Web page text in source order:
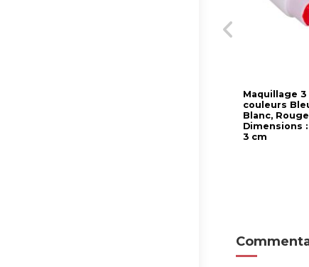
Maquillage 3
couleurs
Blanc,
Dimensions
3 cm